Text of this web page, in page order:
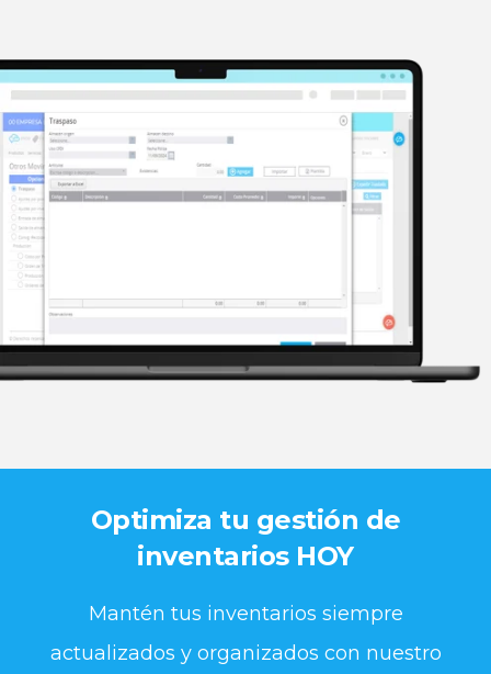
Optimiza tu gestión de
inventarios HOY
Mantén tus inventarios siempre
actualizados y organizados con nuestro